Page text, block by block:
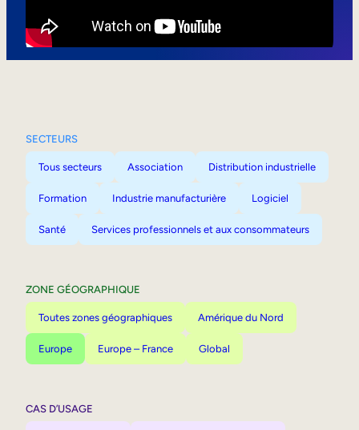
SECTEURS
Tous secteurs Association Distribution industrielle
Formation Industrie manufacturière Logiciel
Santé Services professionnels et aux consommateurs
ZONE GÉOGRAPHIQUE
Toutes zones géographiques Amérique du Nord
Europe Europe – France Global
CAS D’USAGE